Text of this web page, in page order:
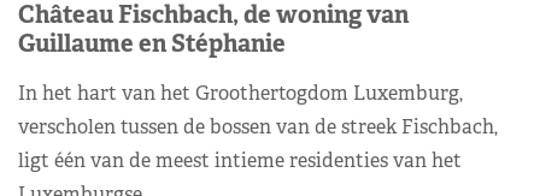
Château Fischbach, de woning van
Guillaume en Stéphanie
In het hart van het Groothertogdom Luxemburg,
verscholen tussen de bossen van de streek Fischbach,
ligt één van de meest intieme residenties van het